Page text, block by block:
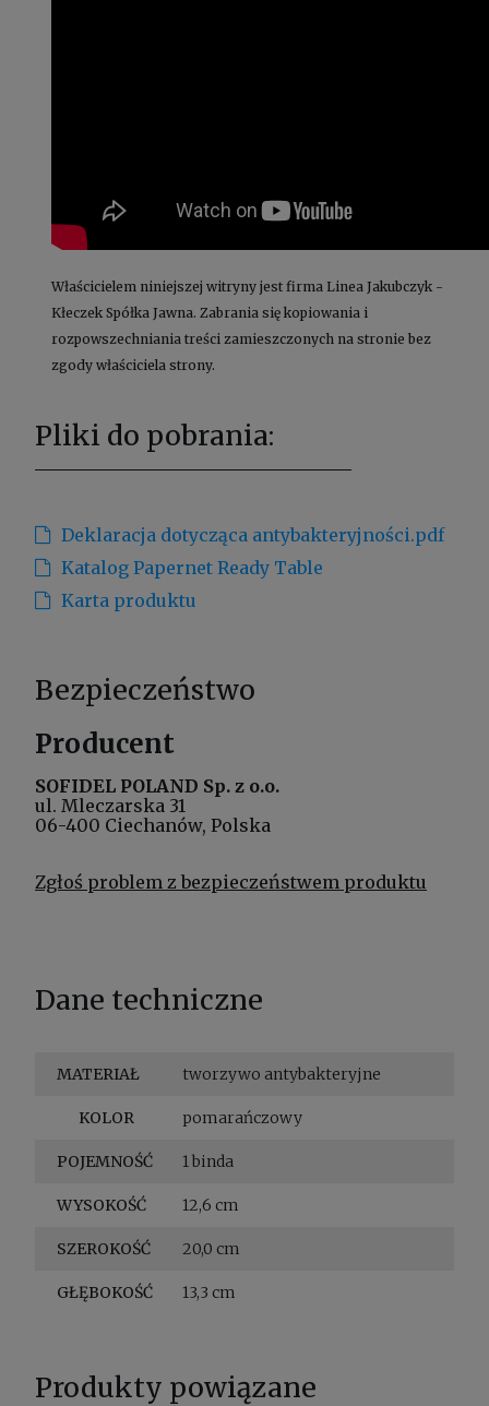
Właścicielem niniejszej witryny jest firma Linea Jakubczyk -
Kłeczek Spółka Jawna. Zabrania się kopiowania i
rozpowszechniania treści zamieszczonych na stronie bez
zgody właściciela strony.
Pliki do pobrania:
Deklaracja dotycząca antybakteryjności.pdf
Katalog Papernet Ready Table
Karta produktu
Bezpieczeństwo
Producent
SOFIDEL POLAND Sp. z o.o.
ul. Mleczarska 31
06-400 Ciechanów, Polska
Zgłoś problem z bezpieczeństwem produktu
Dane techniczne
MATERIAŁ tworzywo antybakteryjne
KOLOR pomarańczowy
POJEMNOŚĆ 1 binda
WYSOKOŚĆ 12,6 cm
SZEROKOŚĆ 20,0 cm
GŁĘBOKOŚĆ 13,3 cm
Produkty powiązane